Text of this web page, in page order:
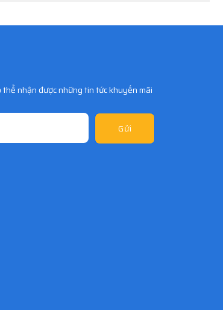
nhận được những tin tức khuyến mãi
Gửi